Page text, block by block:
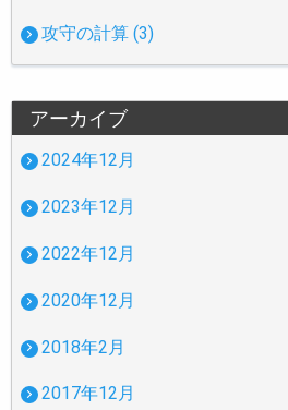
攻守の計算 (3)
アーカイブ
2024年12月
2023年12月
2022年12月
2020年12月
2018年2月
2017年12月